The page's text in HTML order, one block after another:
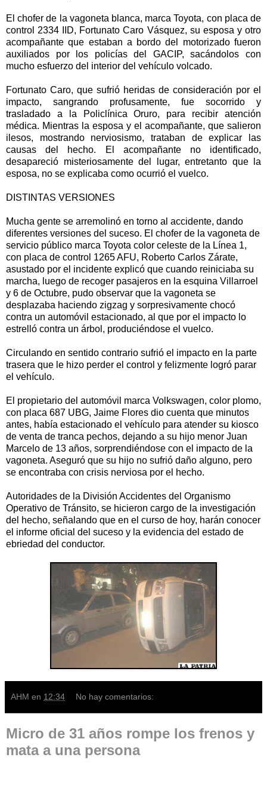
El chofer de la vagoneta blanca, marca Toyota, con placa de
control 2334 IID, Fortunato Caro Vásquez, su esposa y otro
acompañante que estaban a bordo del motorizado fueron
auxiliados por los policías del GACIP, sacándolos con
mucho esfuerzo del interior del vehículo volcado.
Fortunato Caro, que sufrió heridas de consideración por el
impacto, sangrando profusamente, fue socorrido y
trasladado a la Policlínica Oruro, para recibir atención
médica. Mientras la esposa y el acompañante, que salieron
ilesos, mostrando nerviosismo, trataban de explicar las
causas del hecho. El acompañante no identificado,
desapareció misteriosamente del lugar, entretanto que la
esposa, no se explicaba como ocurrió el vuelco.
DISTINTAS VERSIONES
Mucha gente se arremolinó en torno al accidente, dando
diferentes versiones del suceso. El chofer de la vagoneta de
servicio público marca Toyota color celeste de la Línea 1,
con placa de control 1265 AFU, Roberto Carlos Zárate,
asustado por el incidente explicó que cuando reiniciaba su
marcha, luego de recoger pasajeros en la esquina Villarroel
y 6 de Octubre, pudo observar que la vagoneta se
desplazaba haciendo zigzag y sorpresivamente chocó
contra un automóvil estacionado, al que por el impacto lo
estrelló contra un árbol, produciéndose el vuelco.
Circulando en sentido contrario sufrió el impacto en la parte
trasera que le hizo perder el control y felizmente logró parar
el vehículo.
El propietario del automóvil marca Volkswagen, color plomo,
con placa 687 UBG, Jaime Flores dio cuenta que minutos
antes, había estacionado el vehículo para atender su kiosco
de venta de tranca pechos, dejando a su hijo menor Juan
Marcelo de 13 años, sorprendiéndose con el impacto de la
vagoneta. Aseguró que su hijo no sufrió daño alguno, pero
se encontraba con crisis nerviosa por el hecho.
Autoridades de la División Accidentes del Organismo
Operativo de Tránsito, se hicieron cargo de la investigación
del hecho, señalando que en el curso de hoy, harán conocer
el informe oficial del suceso y la evidencia del estado de
ebriedad del conductor.
AHM en 12:34 No hay comentarios:
Micro de 31 años rompe los frenos y
mata a una persona